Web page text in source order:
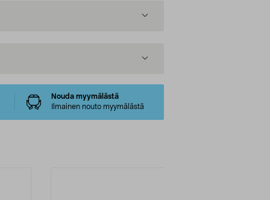
Nouda myymälästä
Ilmainen nouto myymälästä